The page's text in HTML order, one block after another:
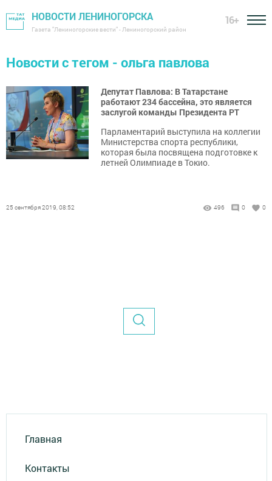
НОВОСТИ ЛЕНИНОГОРСКА
Газета "Лениногорские вести" - Лениногорский район
16+
Новости с тегом - ольга павлова
Депутат Павлова: В Татарстане
работают 234 бассейна, это является
заслугой команды Президента РТ
Парламентарий выступила на коллегии
Министерства спорта республики,
которая была посвящена подготовке к
летней Олимпиаде в Токио.
25 сентября 2019, 08:52 496 0 0
Главная
Контакты